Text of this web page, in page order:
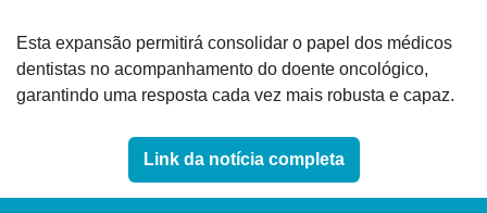
Esta expansão permitirá consolidar o papel dos médicos
dentistas no acompanhamento do doente oncológico,
garantindo uma resposta cada vez mais robusta e capaz.
Link da notícia completa